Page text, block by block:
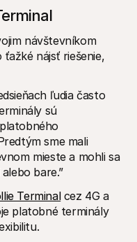
návštevníkom
nájsť riešenie,
ľudia často
sú
sme mali
mieste a mohli sa
bare.”
Terminal cez 4G a
platobné terminály